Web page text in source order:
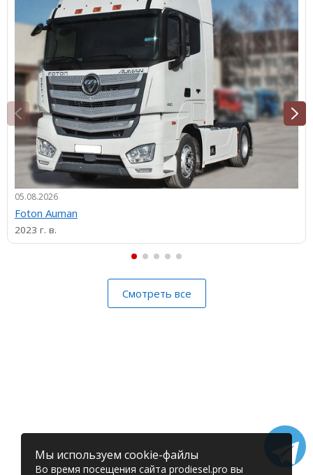
05.08.2026
Foton Auman
2023 г. в.
Смотреть все
Мы используем cookie-файлы
Во время посещения сайта prodiesel.pro вы